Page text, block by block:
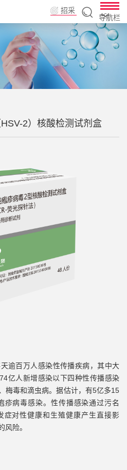
招采
导航栏
2）核酸检测试剂盒
逾百万人感染性传播疾病，其中大
亿人新增感染以下四种性传播感染
梅毒和滴虫病。据估计，有5亿多15
疹病毒感染。性传播感染通过污名
症对性健康和生殖健康产生直接影
风险。